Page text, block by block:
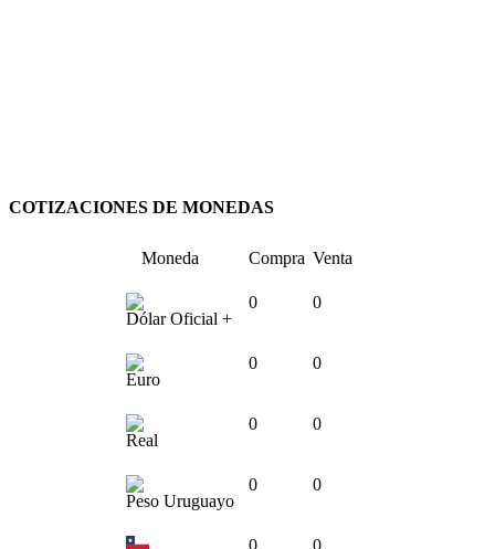
COTIZACIONES DE MONEDAS
Moneda Compra Venta
Dólar Oficial +
0 0
Euro
0 0
Real
0 0
Peso Uruguayo
0 0
0 0